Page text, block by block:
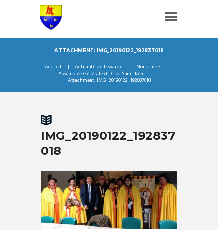
ATTACHMENT: IMG_20190122_192837018
Accueil Actualité de Lewarde
Non classé
Assemblée Générale du Clos Saint Rémi
Attachment: IMG_20190122_192837018
IMG_20190122_192837
018